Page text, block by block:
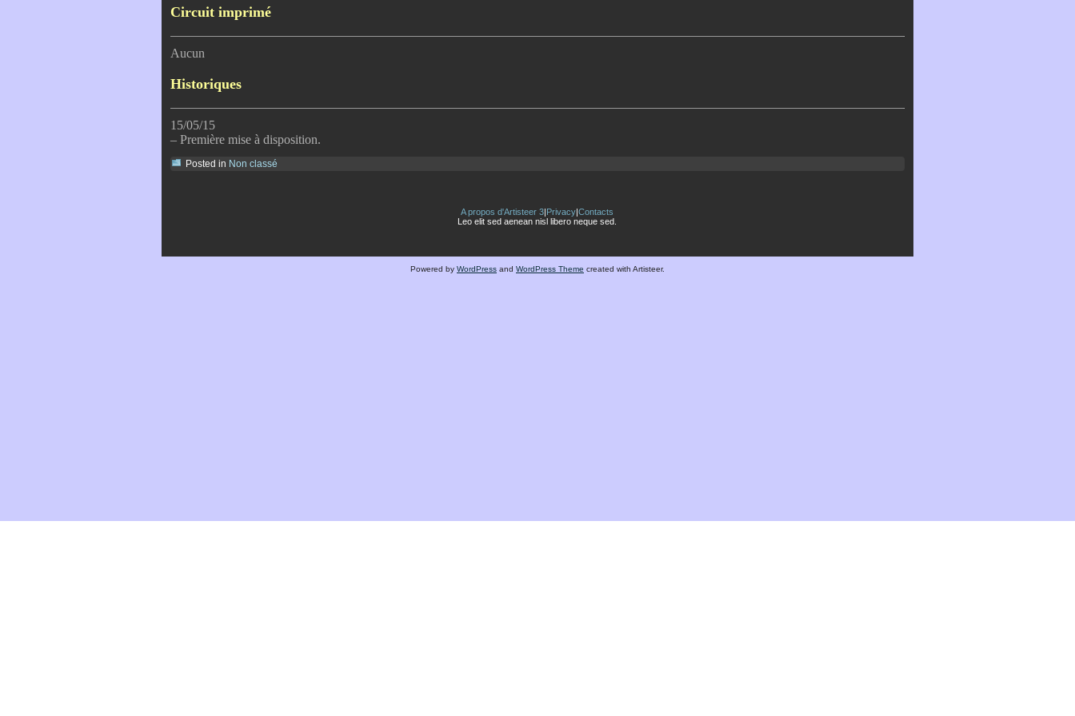
Circuit imprimé
Aucun
Historiques
15/05/15
– Première mise à disposition.
Posted in Non classé
A propos d'Artisteer 3|Privacy|Contacts
Leo elit sed aenean nisl libero neque sed.
Powered by WordPress and WordPress Theme created with Artisteer.